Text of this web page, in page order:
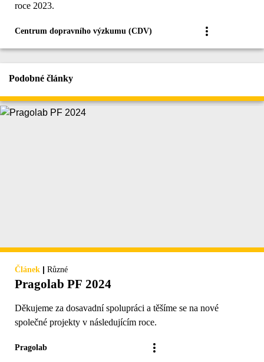
roce 2023.
Centrum dopravního výzkumu (CDV)
Podobné články
Článek | Různé
Pragolab PF 2024
Děkujeme za dosavadní spolupráci a těšíme se na nové
společné projekty v následujícím roce.
Pragolab